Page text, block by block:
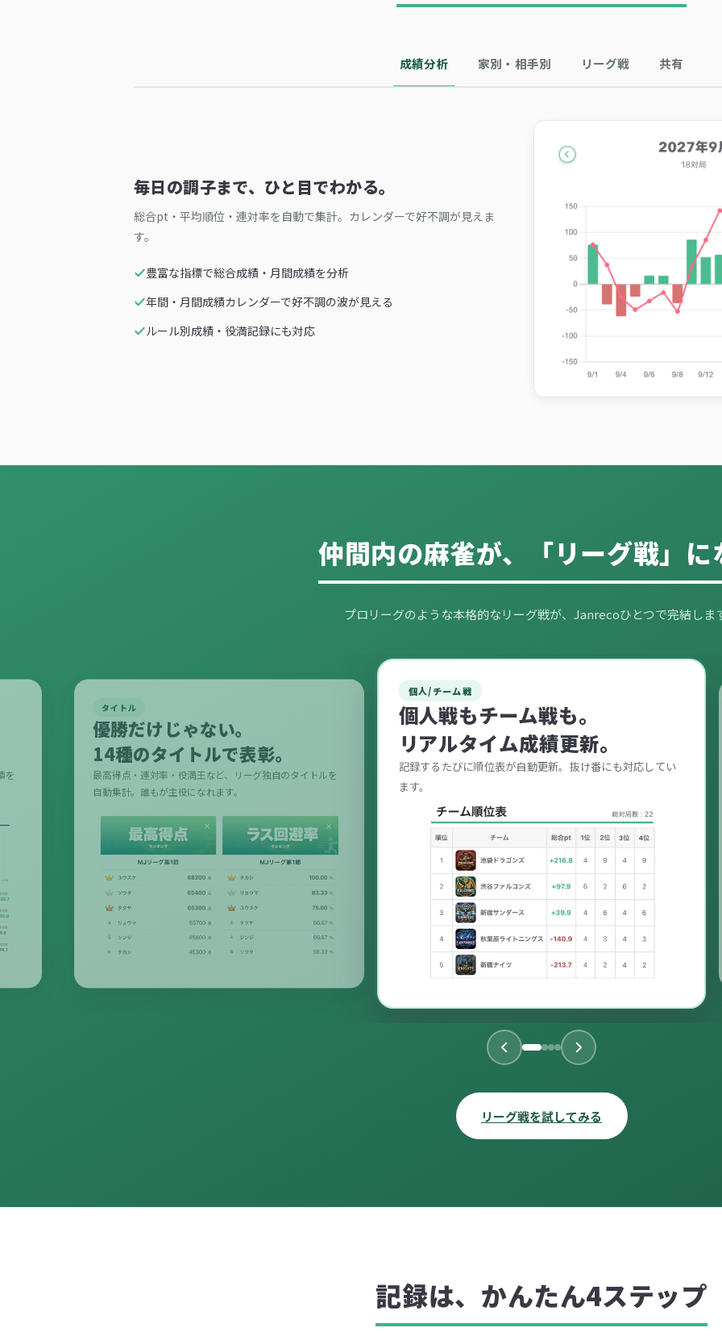
成績分析 家別・相手別 リーグ戦 共有
毎日の調子まで、ひと目でわかる。
総合pt・平均順位・連対率を自動で集計。カレンダーで好不調が見えま
す。
豊富な指標で総合成績・月間成績を分析
年間・月間成績カレンダーで好不調の波が見える
ルール別成績・役満記録にも対応
仲間内の麻雀が、 「リーグ戦」
プロリーグのような本格的なリーグ戦が、Janrecoひとつで完結しま
を
タイトル
優勝だけじゃない。
14種のタイトルで表彰。
最高得点・連対率・役満王など、リーグ独自のタイトルを
自動集計。誰もが主役になれます。
個人/チーム戦
個人戦もチーム戦も。
リアルタイム成績更新。
記録するたびに順位表が自動更新。抜け番にも対応してい
ます。
リーグ戦を試してみる
記録は、かんたん4ステップ